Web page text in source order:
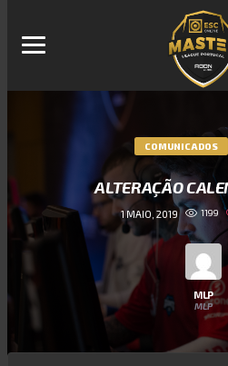
COMUNICADOS
ALTERAÇÃO
1 MAIO, 2019 1199
MLP
MLP